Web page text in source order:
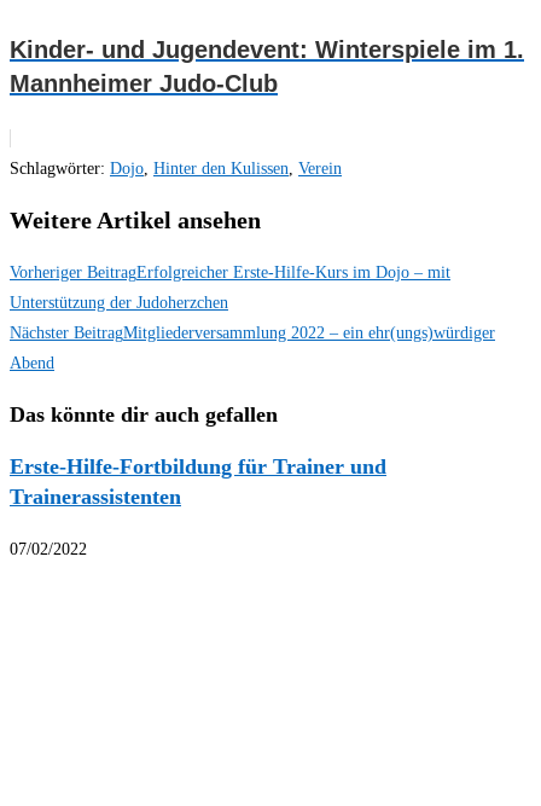
Kinder- und Jugendevent: Winterspiele im 1.
Mannheimer Judo-Club
Schlagwörter: Dojo Hinter den Kulissen Verein
Weitere Artikel ansehen
Vorheriger BeitragErfolgreicher Erste-Hilfe-Kurs im Dojo – mit
Unterstützung der Judoherzchen
Nächster BeitragMitgliederversammlung 2022 – ein ehr(ungs)würdiger
Abend
Das könnte dir auch gefallen
Erste-Hilfe-Fortbildung für Trainer und
Trainerassistenten
07/02/2022